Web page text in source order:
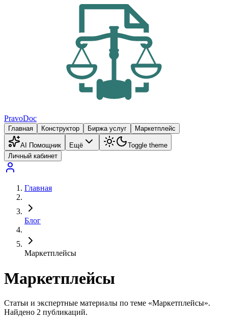
PravoDoc
Главная Конструктор Биржа услуг Маркетплейс
AI Помощник Ещё
Toggle theme
Личный кабинет
Главная
Блог
Маркетплейсы
Маркетплейсы
Статьи и экспертные материалы по теме «Маркетплейсы».
Найдено 2 публикаций.